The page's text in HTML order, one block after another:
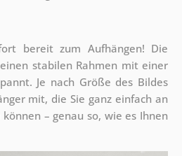
bereit zum Aufhängen! Die
stabilen Rahmen mit einer
Je nach Größe des Bildes
mit, die Sie ganz einfach an
– genau so, wie es Ihnen